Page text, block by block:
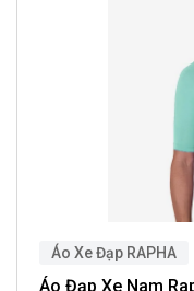
Áo Xe Đạp RAPHA
Áo Đạp Xe Nam